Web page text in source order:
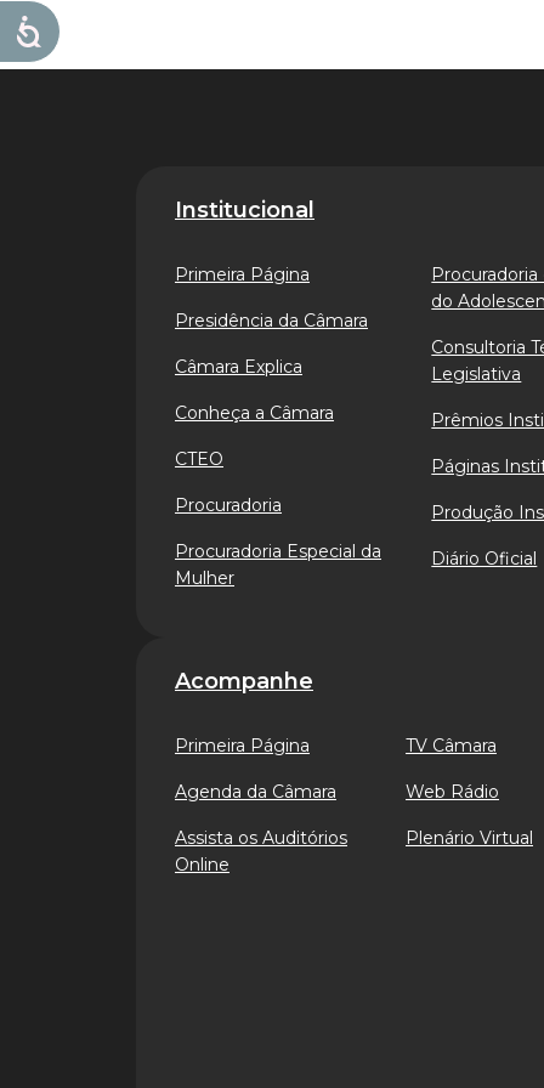
Institucional
Primeira Página
Presidência da Câmara
Câmara Explica
Conheça a Câmara
CTEO
Procuradoria
Procuradoria Especial da
Mulher
Procuradoria
do
Consultoria
Legislativa
Prêmios
Páginas
Produção
Diário Oficial
Acompanhe
Primeira Página
Agenda da Câmara
Assista os Auditórios
Online
TV Câmara
Web Rádio
Plenário Virtual